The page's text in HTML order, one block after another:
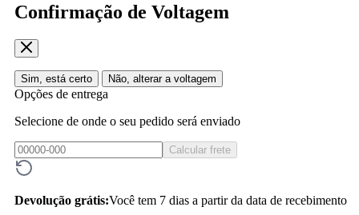
Confirmação de Voltagem
Sim, está certo Não, alterar a voltagem
Opções de entrega
Selecione de onde o seu pedido será enviado
Calcular frete
Devolução grátis:Você tem 7 dias a partir da data de recebimento